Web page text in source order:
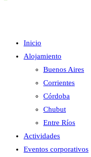
de
Inicio
Alojamiento
Buenos Aires
Corrientes
Córdoba
Chubut
Entre Ríos
Actividades
Eventos corporativos